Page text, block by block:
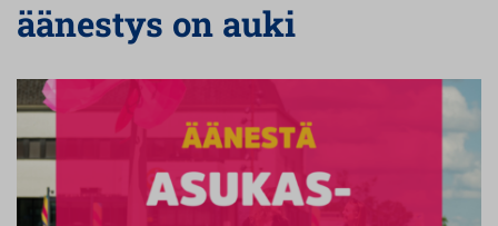
äänestys on auki